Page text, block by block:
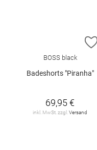
BOSS black
Badeshorts "Piranha"
69,95 €
inkl. MwSt. zzgl. Versand